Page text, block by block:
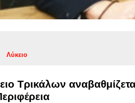
Λύκειο
Τρικάλων